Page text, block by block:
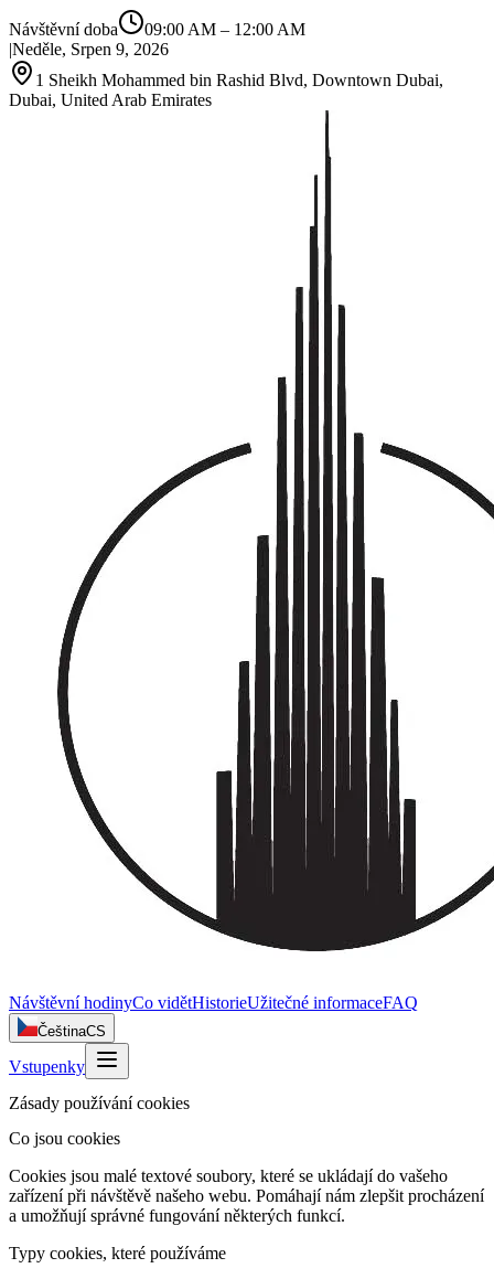
Návštěvní doba 09:00 AM – 12:00 AM
|Neděle, Srpen 9, 2026
1 Sheikh Mohammed bin Rashid Blvd, Downtown Dubai,
Dubai, United Arab Emirates
Návštěvní hodinyCo vidětHistorieUžitečné informaceFAQ
ČeštinaCS
Vstupenky
Zásady používání cookies
Co jsou cookies
Cookies jsou malé textové soubory, které se ukládají do vašeho
zařízení při návštěvě našeho webu. Pomáhají nám zlepšit procházení
a umožňují správné fungování některých funkcí.
Typy cookies, které používáme